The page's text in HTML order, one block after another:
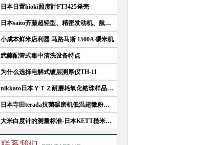
日本日置hioki照度計FT3425発売
日本saito齐藤超轻型、精密发动机、航天模型动力系统.
小成本鲜米店利器 马路马斯 1500A 碾米机
武藤配管式集中清洗设备特点
为什么选择电解式镀层测厚仪TH-11
nikkato日本ＹＴＺ耐磨耗氧化锆珠样品测试
日本寺田terada抗菌碾磨机低温超微粉碎机FPS-1
大米白度计的测量标准-日本KETT糙米、精米白度计 C-600